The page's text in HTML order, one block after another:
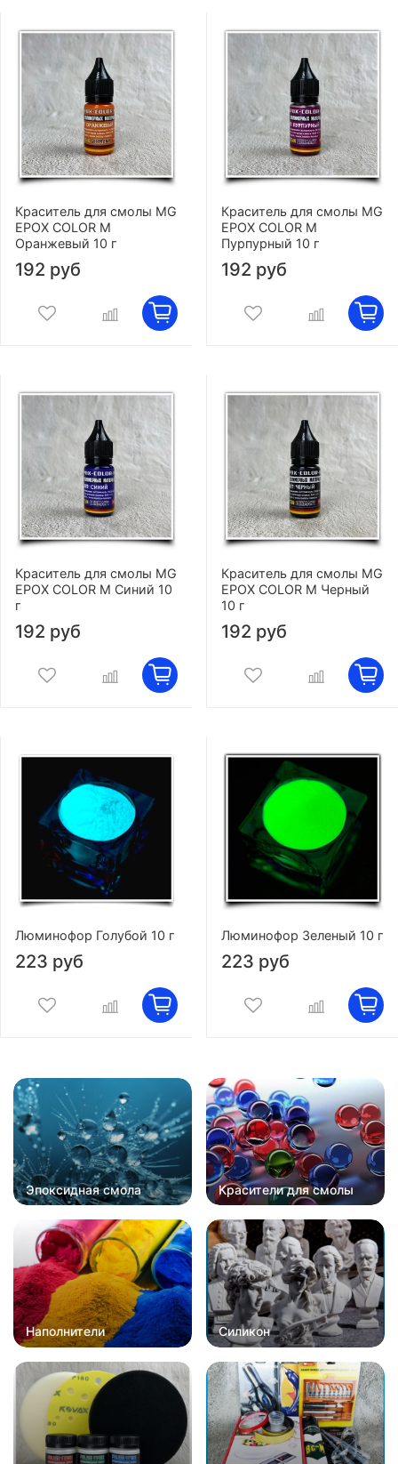
Краситель для смолы MG
EPOX COLOR M
Оранжевый 10 г
192 руб
Краситель для смолы MG
EPOX COLOR M
Пурпурный 10 г
192 руб
Краситель для смолы MG
EPOX COLOR M Синий 10
г
192 руб
Краситель для смолы MG
EPOX COLOR M Черный
10 г
192 руб
Люминофор Голубой 10 г
223 руб
Люминофор Зеленый 10 г
223 руб
Эпоксидная смола Красители для смолы
Наполнители Силикон